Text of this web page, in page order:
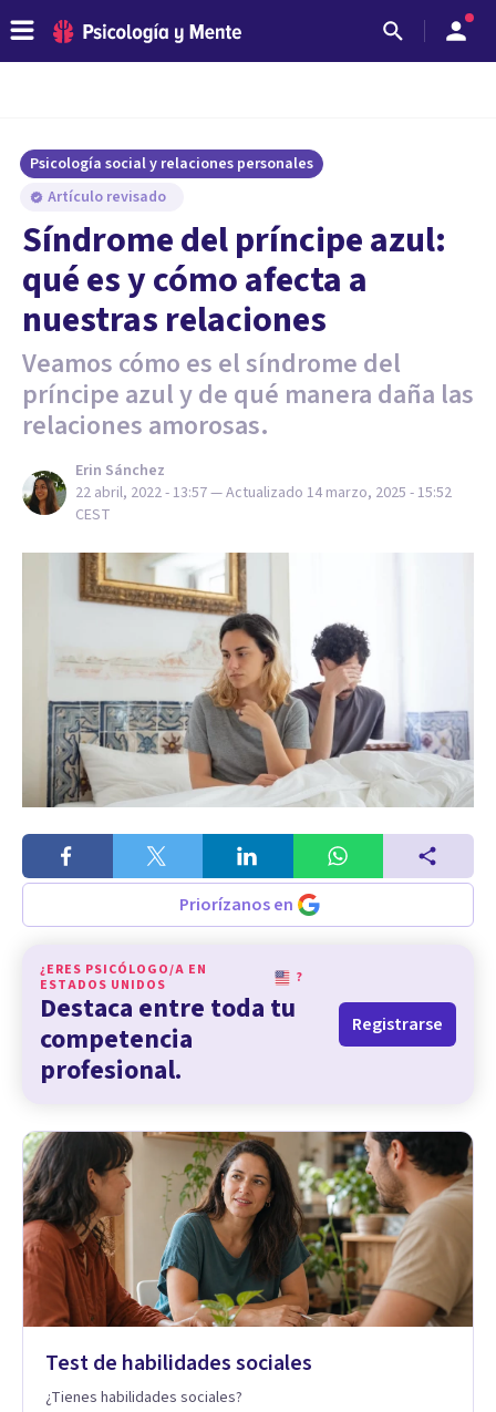
Psicología social y relaciones personales
Artículo revisado
Síndrome del príncipe azul:
qué es y cómo afecta a
nuestras relaciones
Veamos cómo es el síndrome del
príncipe azul y de qué manera daña las
relaciones amorosas.
Erin Sánchez
22 abril, 2022 - 13:57— Actualizado 14 marzo, 2025 - 15:52
CEST
Priorízanos en
¿ERES PSICÓLOGO/A EN
ESTADOS UNIDOS
?
Destaca entre toda tu
competencia
profesional.
Registrarse
Test de habilidades sociales
¿Tienes habilidades sociales?